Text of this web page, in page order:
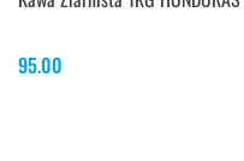
95.00